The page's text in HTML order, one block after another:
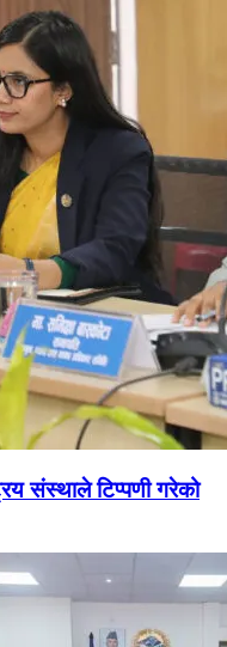
संस्थाले टिप्पणी गरेको